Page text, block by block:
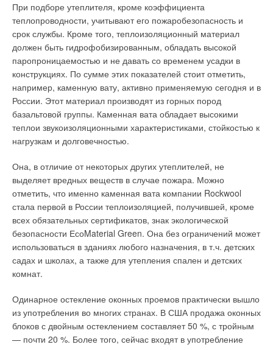
При подборе утеплителя, кроме коэффициента
теплопроводности, учитывают его пожаробезопасность и
срок службы. Кроме того, теплоизоляционный материал
должен быть гидрофобизированным, обладать высокой
паропроницаемостью и не давать со временем усадки в
конструкциях. По сумме этих показателей стоит отметить,
например, каменную вату, активно применяемую сегодня и в
России. Этот материал производят из горных пород
базальтовой группы. Каменная вата обладает высокими
теплои звукоизоляционными характеристиками, стойкостью к
нагрузкам и долговечностью.
Она, в отличие от некоторых других утеплителей, не
выделяет вредных веществ в случае пожара. Можно
отметить, что именно каменная вата компании Rockwool
стала первой в России теплоизоляцией, получившей, кроме
всех обязательных сертификатов, знак экологической
безопасности ЕсоMaterial Green. Она без ограничений может
использоваться в зданиях любого назначения, в т.ч. детских
садах и школах, а также для утепления спален и детских
комнат.
Одинарное остекление оконных проемов практически вышло
из употребления во многих странах. В США продажа оконных
блоков с двойным остеклением составляет 50 %, с тройным
— почти 20 %. Более того, сейчас входят в употребление
преобладает над выработкой электроэнергии; высокий
нижний предел нагрузок эффективного применения.
Паровые турбины обладают большими единичными
мощностями, и их используют в качестве первичных
двигателей в крупных промышленных установках.
Перспективным является использование паровых турбин при
модернизации существующих котельных средней и большой
производительности, оснащенных паровыми котлами с
нагрузкой на отопление и горячее водоснабжение, с целью
производства электроэнергии путем реализации принципа
Производство электроэнергии в данном случае связано с
незначительными эксплуатационными затратами, что
обуславливает низкую себестоимость вырабатываемой
электроэнергии. При этом котельные могут работать на
любом виде топлива: газ, мазут, уголь. Микротурбина —
высокоскоростная газовая турбина, в камере сгорания
которой сжигается газ или жидкое топливо. На базе
микротурбин целесообразно комплектовать мини-ТЭС
регулирования нагрузки (от 0 до 100 % номинальной
величины).
При выборе генерирующего оборудования для автономной